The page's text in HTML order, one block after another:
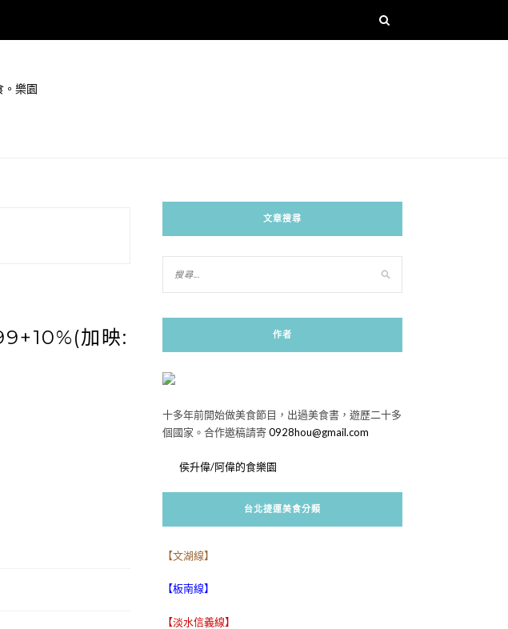
加映:
文章搜尋
作者
十多年前開始做美食節目，出過美食書，遊歷二十多
個國家。合作邀稿請寄0928hou@gmail.com
侯升偉/阿偉的食樂園
台北捷運美食分類
【文湖線】
【板南線】
【淡水信義線】